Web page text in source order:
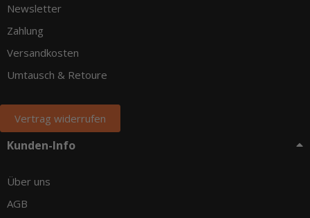
Newsletter
Zahlung
Versandkosten
Umtausch & Retoure
Vertrag widerrufen
Kunden-Info
Über uns
AGB